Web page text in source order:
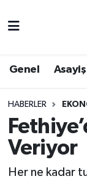
Genel Asayiş
HABERLER
Veriyor
Her ne kadar
Asayiş
Eğitim
Ekonomi
Muğla
Muğla
Muğla
Süper Lig